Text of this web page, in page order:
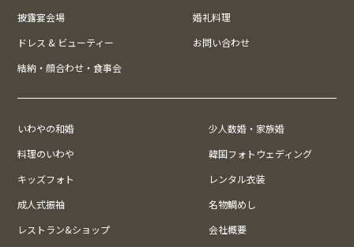
披露宴会場
婚礼料理
ドレス & ビューティー
お問い合わせ
結納・顔合わせ・食事会
いわやの和婚
少人数婚・家族婚
料理のいわや
韓国フォトウェディング
キッズフォト
レンタル衣装
成人式振袖
名物鯛めし
レストラン&ショップ
会社概要